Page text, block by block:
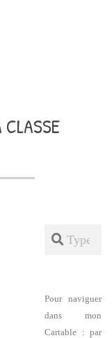
Search
Pour naviguer
dans mon
Cartable : par